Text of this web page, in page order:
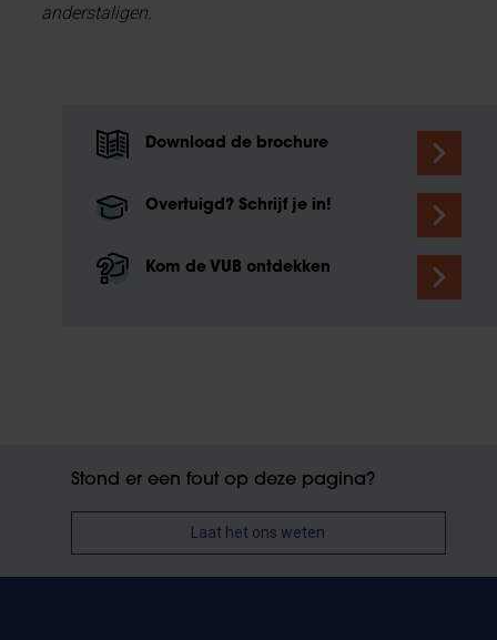
anderstaligen.
Download de brochure
Overtuigd? Schrijf je in!
Kom de VUB ontdekken
Stond er een fout op deze pagina?
Laat het ons weten